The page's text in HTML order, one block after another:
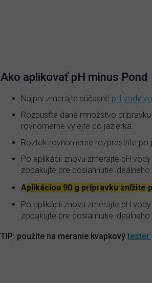
Ako aplikovať pH minus Pond
Najprv zmerajte súčasné pH vody
Rozpusťte dané množstvo
rovnomerne vylejte do jazierka.
Roztok rovnomerne rozprestrite po
Po aplikácii znovu zmerajte pH
zopakujte pre dosiahnutie ideálneho
Aplikáciou 90 g prípravku znížite
Po aplikácii znovu zmerajte pH
zopakujte pre dosiahnutie ideálneho
TIP: použite na meranie kvapkovýtester